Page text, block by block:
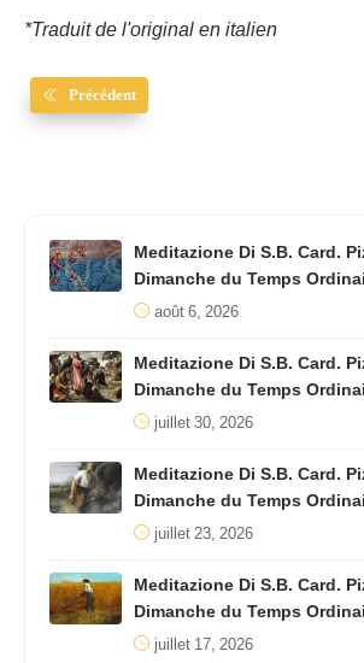
*Traduit de l'original en italien
Précédent
Meditazione Di S.B. Card.
Dimanche du Temps
août 6, 2026
Meditazione Di S.B. Card.
Dimanche du Temps
juillet 30, 2026
Meditazione Di S.B. Card.
Dimanche du Temps
juillet 23, 2026
Meditazione Di S.B. Card.
Dimanche du Temps
juillet 17, 2026